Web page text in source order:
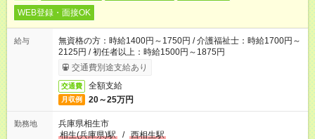
WEB登録・面接OK
給与
無資格の方：時給1400円～1750円 / 介護福祉士：時給1700円～
2125円 / 初任者以上：時給1500円～1875円
交通費別途支給あり
交通費 全額支給
月収例 20～25万円
勤務地
兵庫県相生市
相生(兵庫県)駅
/ 西相生駅